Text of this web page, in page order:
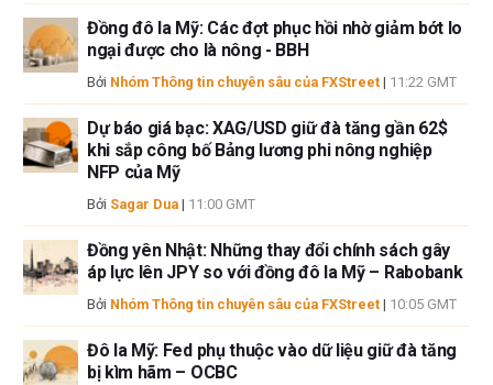
Đồng đô la Mỹ: Các đợt phục hồi nhờ giảm bớt lo
ngại được cho là nông - BBH
Bởi Nhóm Thông tin chuyên sâu của FXStreet | 11:22 GMT
Dự báo giá bạc: XAG/USD giữ đà tăng gần 62$
khi sắp công bố Bảng lương phi nông nghiệp
NFP của Mỹ
Bởi Sagar Dua | 11:00 GMT
Đồng yên Nhật: Những thay đổi chính sách gây
áp lực lên JPY so với đồng đô la Mỹ – Rabobank
Bởi Nhóm Thông tin chuyên sâu của FXStreet | 10:05 GMT
Đô la Mỹ: Fed phụ thuộc vào dữ liệu giữ đà tăng
bị kìm hãm – OCBC